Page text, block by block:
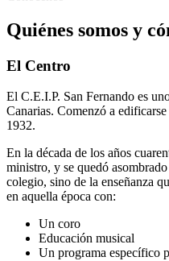
Quiénes somos y
El Centro
El C.E.I.P. San Fernando es
Canarias. Comenzó a
1932.
En la década de los años
ministro, y se quedó
colegio, sino de la enseñanza
en aquella época con:
Un coro
Educación musical
Un programa específico